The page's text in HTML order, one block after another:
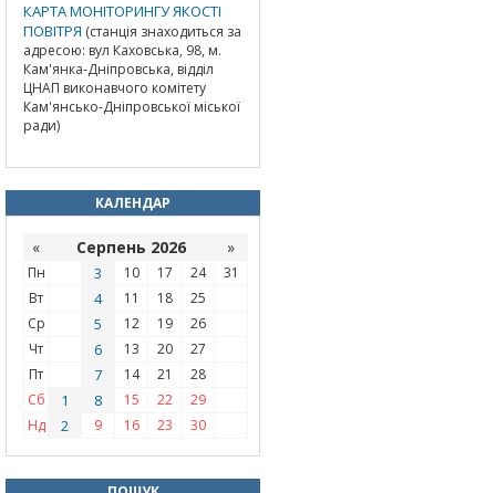
КАРТА МОНІТОРИНГУ ЯКОСТІ
ПОВІТРЯ (станція знаходиться за
адресою: вул Каховська, 98, м.
Кам'янка-Дніпровська, відділ
ЦНАП виконавчого комітету
Кам'янсько-Дніпровської міської
ради)
КАЛЕНДАР
« Серпень 2026 »
Пн 3 10 17 24
31
Вт
4 11 18
25
Ср
5 12 19
26
Чт
6 13 20
27
Пт
7 14 21
28
Сб
1 8 15 22
29
Нд
2 9 16 23 30